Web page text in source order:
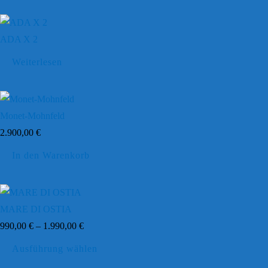
ADA X 2
Weiterlesen
Monet-Mohnfeld
2.900,00 €
In den Warenkorb
MARE DI OSTIA
990,00 € – 1.990,00 €
Ausführung wählen